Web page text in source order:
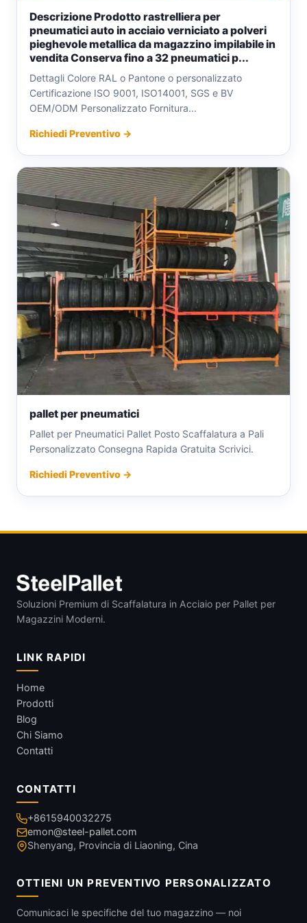
Descrizione Prodotto rastrelliera per
pneumatici auto in acciaio verniciato a polveri
pieghevole metallica da magazzino impilabile in
vendita Conserva fino a 32 pneumatici p...
Dettagli Colore RAL o Pantone o personalizzato
Certificazione ISO 9001, ISO14001, SGS e BV
OEM/ODM Personalizzato Fornitura...
Richiedi Preventivo →
pallet per pneumatici
Pallet per Pneumatici Pallet Posto Scaffalatura a Pali
Personalizzato Consegna Rapida Gratuita Scrivici.
Richiedi Preventivo →
Soluzioni Premium di Scaffalatura in Acciaio per Pallet per
Magazzini Moderni.
LINK RAPIDI
Home
Prodotti
Blog
Chi Siamo
Contatti
CONTATTI
+8615940032275
emon@steel-pallet.com
Shenyang, Provincia di Liaoning, Cina
OTTIENI UN PREVENTIVO PERSONALIZZATO
Comunicaci le specifiche del tuo magazzino — noi